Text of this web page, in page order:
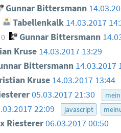
Gunnar Bittersmann
Tabellenkalk 14.03.2017
0 Gunnar Bittersmann
Kruse 14.03.2017 13:29
Bittersmann 14.03.2017
Kruse 14.03.2017 13:44
05.03.2017 21:30
22:09 javascript
Riesterer06.03.2017 00:50